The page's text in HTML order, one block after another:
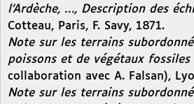
l’Ardèche, …, Description des
Cotteau, Paris, F. Savy, 1871.
Note sur les terrains
poissons et de végétaux fossiles
collaboration avec A. Falsan),
Note sur les terrains